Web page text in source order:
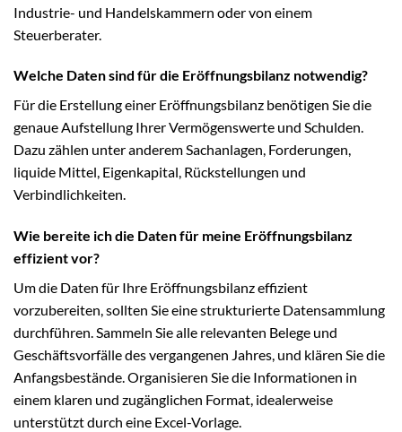
Industrie- und Handelskammern oder von einem
Steuerberater.
Welche Daten sind für die Eröffnungsbilanz notwendig?
Für die Erstellung einer Eröffnungsbilanz benötigen Sie die
genaue Aufstellung Ihrer Vermögenswerte und Schulden.
Dazu zählen unter anderem Sachanlagen, Forderungen,
liquide Mittel, Eigenkapital, Rückstellungen und
Verbindlichkeiten.
Wie bereite ich die Daten für meine Eröffnungsbilanz
effizient vor?
Um die Daten für Ihre Eröffnungsbilanz effizient
vorzubereiten, sollten Sie eine strukturierte Datensammlung
durchführen. Sammeln Sie alle relevanten Belege und
Geschäftsvorfälle des vergangenen Jahres, und klären Sie die
Anfangsbestände. Organisieren Sie die Informationen in
einem klaren und zugänglichen Format, idealerweise
unterstützt durch eine Excel-Vorlage.